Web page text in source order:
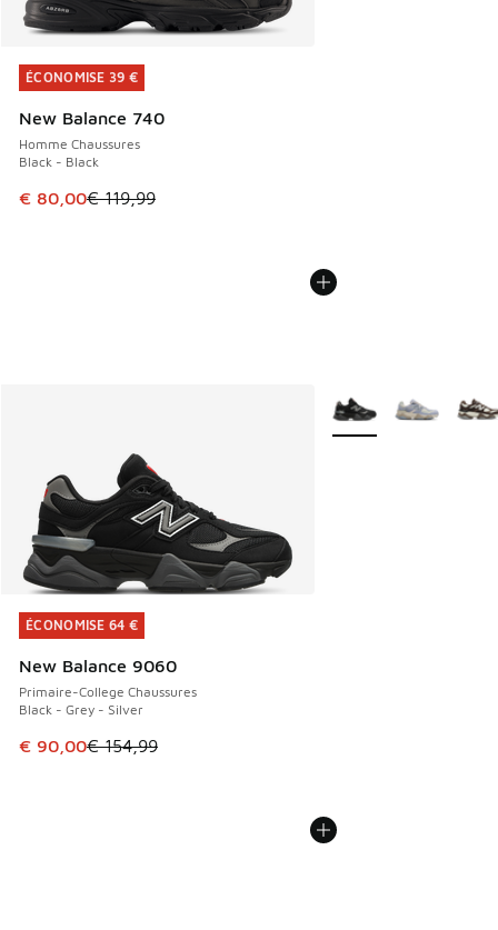
ÉCONOMISE 39 €
New Balance 740
Homme Chaussures
Black - Black
Cet article est en promotion. Prix en baisse de € 119,99 à
€ 80,00€ 119,99
ÉCONOMISE 39 €
ÉCONOMISE 64 €
New Balance 9060
Primaire-College Chaussures
Black - Grey - Silver
Cet article est en promotion. Prix en baisse de € 154,99 à
€ 90,00€ 154,99
ÉCONOMISE 64 €
Plus de couleurs